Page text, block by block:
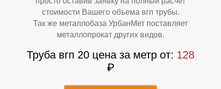
стоимости Вашего объема вгп трубы.
Так же металлобаза УрбанМет поставляет
металлопрокат других видов.
Труба вгп 20 цена за метр от: 128
₽